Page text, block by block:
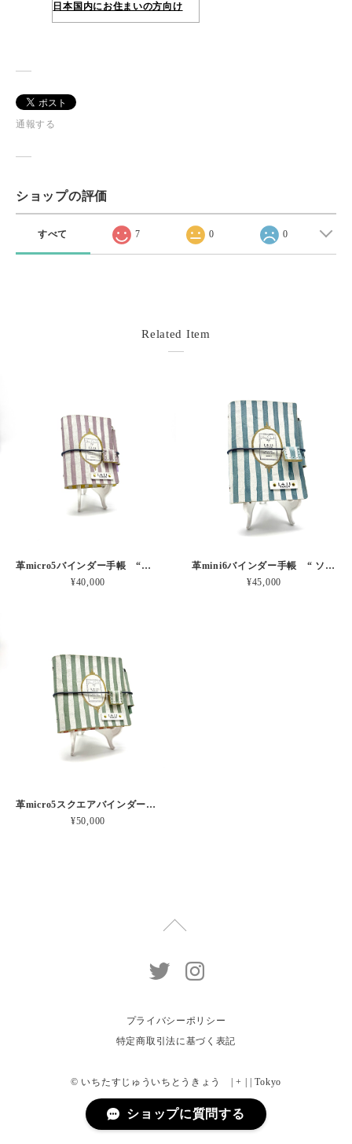
日本国内にお住まいの方向け
通報する
ショップの評価
すべて 7 0 0
Related Item
革micro5バインダー手帳 “ブルーベリー・レモンシェイク 昼下がりのお茶会” 本革
¥40,000
革mini6バインダー手帳 “ ソーダ・セサミシェイク 昼下がりのお茶会” 本革
¥45,000
革micro5スクエアバインダー手帳 “ メロン・イチゴシェイク 昼下がりのお茶会” 本革
¥50,000
プライバシーポリシー
特定商取引法に基づく表記
© いちたすじゅういちとうきょう | + | | Tokyo
ショップに質問する